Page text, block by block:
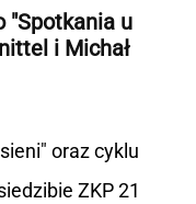
"Spotkania u
i Michał
oraz cyklu
ZKP 21